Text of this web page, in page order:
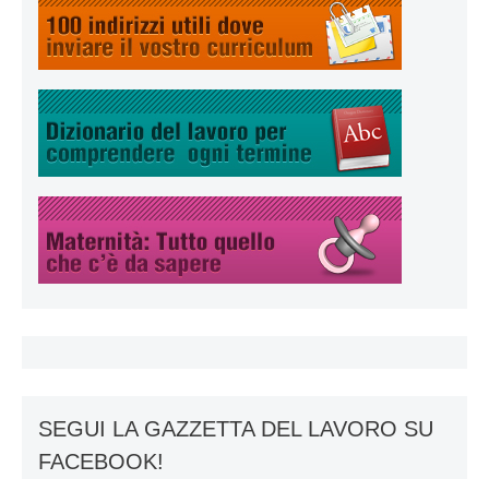
SEGUI LA GAZZETTA DEL LAVORO SU
FACEBOOK!